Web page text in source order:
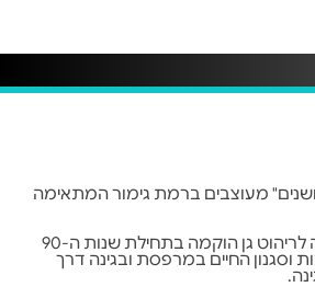
מעוצבים ברמת גימור המתאימה
"גנים ושושנים" - חברה לריהוט גן הוקמה בתחילת שנות ה-90
וסגנון החיים במרפסת ובגינה דרך